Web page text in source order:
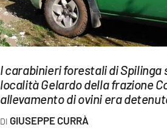
SPORT
Streaming
LAC NETWORK
I carabinieri forestali di Spilinga
località Gelardo della frazione
allevamento di ovini era
GIUSEPPE CURRÀ